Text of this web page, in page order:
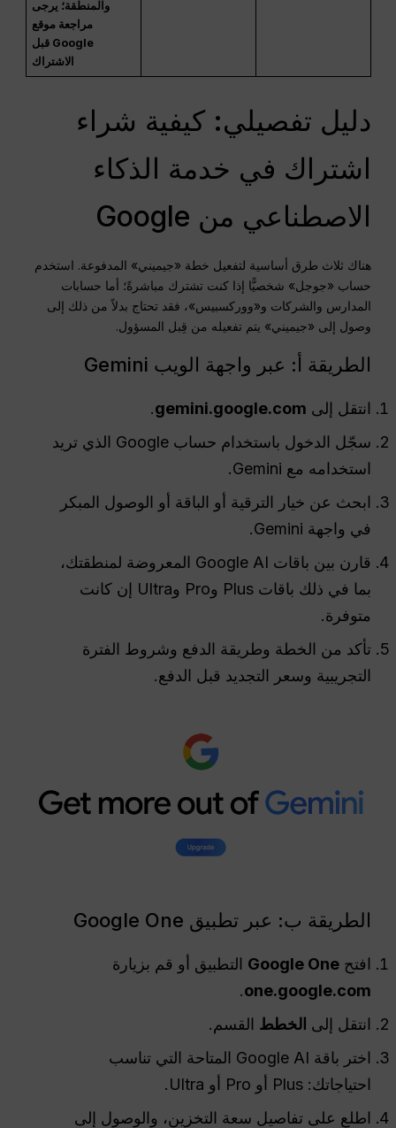
والمنطقة؛ يرجى
مراجعة موقع
Google قبل
الاشتراك
دليل تفصيلي: كيفية شراء
اشتراك في خدمة الذكاء
الاصطناعي من Google
هناك ثلاث طرق أساسية لتفعيل خطة «جيميني» المدفوعة. استخدم
حساب «جوجل» شخصيًّا إذا كنت تشترك مباشرةً؛ أما حسابات
المدارس والشركات و«ووركسبيس»، فقد تحتاج بدلاً من ذلك إلى
وصول إلى «جيميني» يتم تفعيله من قِبل المسؤول.
الطريقة أ: عبر واجهة الويب Gemini
انتقل إلى gemini.google.com
.
سجّل الدخول باستخدام حساب Google الذي تريد
استخدامه مع Gemini.
ابحث عن خيار الترقية أو الباقة أو الوصول المبكر
في واجهة Gemini.
قارن بين باقات Google AI المعروضة لمنطقتك،
بما في ذلك باقات Plus وPro وUltra إن كانت
متوفرة.
تأكد من الخطة وطريقة الدفع وشروط الفترة
التجريبية وسعر التجديد قبل الدفع.
الطريقة ب: عبر تطبيق Google One
افتحGoogle One التطبيق أو قم بزيارة
one.google.com
.
انتقل إلى الخطط القسم.
اختر باقة Google AI المتاحة التي تناسب
احتياجاتك: Plus أو Pro أو Ultra.
اطلع على تفاصيل سعة التخزين، والوصول إلى